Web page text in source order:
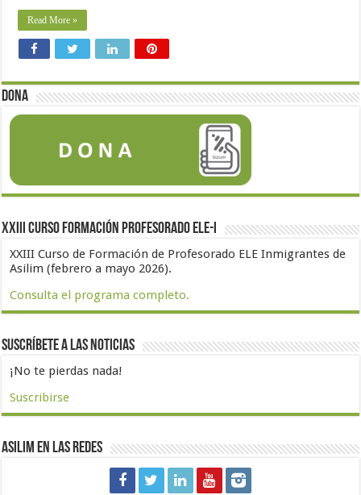
Read More »
Dona
XXIII Curso formación profesorado ELE-I
XXIII Curso de Formación de Profesorado ELE Inmigrantes de
Asilim (febrero a mayo 2026).
Consulta el programa completo.
Suscríbete a las noticias
¡No te pierdas nada!
Suscribirse
Asilim en las redes